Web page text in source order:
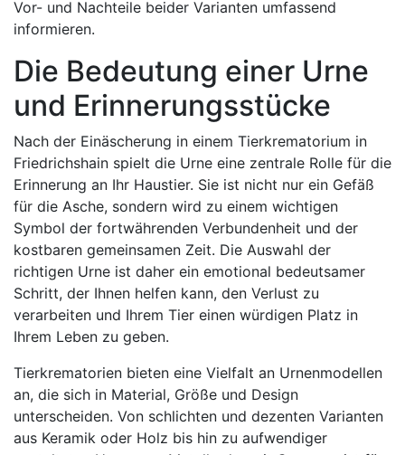
Vor- und Nachteile beider Varianten umfassend
informieren.
Die Bedeutung einer Urne
und Erinnerungsstücke
Nach der Einäscherung in einem Tierkrematorium in
Friedrichshain spielt die Urne eine zentrale Rolle für die
Erinnerung an Ihr Haustier. Sie ist nicht nur ein Gefäß
für die Asche, sondern wird zu einem wichtigen
Symbol der fortwährenden Verbundenheit und der
kostbaren gemeinsamen Zeit. Die Auswahl der
richtigen Urne ist daher ein emotional bedeutsamer
Schritt, der Ihnen helfen kann, den Verlust zu
verarbeiten und Ihrem Tier einen würdigen Platz in
Ihrem Leben zu geben.
Tierkrematorien bieten eine Vielfalt an Urnenmodellen
an, die sich in Material, Größe und Design
unterscheiden. Von schlichten und dezenten Varianten
aus Keramik oder Holz bis hin zu aufwendiger